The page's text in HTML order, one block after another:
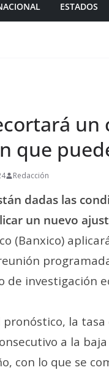
ESTADOS
un
que
Redacción
dadas las
un nuevo
(Banxico)
de investigación
la
a la
con lo que se